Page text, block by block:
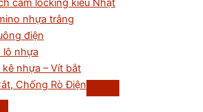
cắm locking kiểu Nhật
nhựa trắng
điện
lô nhựa
kê nhựa – Vít bắt
Chống Rò Điện